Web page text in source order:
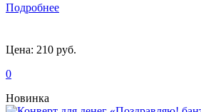
Подробнее
Цена: 210 руб.
0
Новинка